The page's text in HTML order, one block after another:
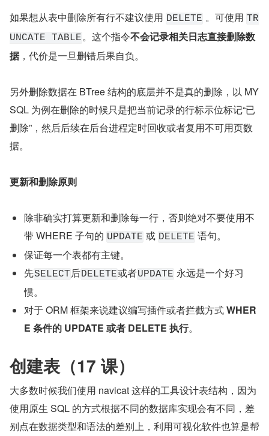
如果想从表中删除所有行不建议使用 DELETE 。可使用 TR
UNCATE TABLE。这个指令不会记录相关日志直接删除数
据，代价是一旦删错后果自负。
另外删除数据在 BTree 结构的底层并不是真的删除，以 MY
SQL 为例在删除的时候只是把当前记录的行标示位标记“已
删除”，然后后续在后台进程定时回收或者复用不可用页数
据。
更新和删除原则
除非确实打算更新和删除每一行，否则绝对不要使用不
带 WHERE 子句的 UPDATE 或 DELETE 语句。
保证每一个表都有主键。
先SELECT 后DELETE或者UPDATE 永远是一个好习
惯。
对于 ORM 框架来说建议编写插件或者拦截方式 WHER
E 条件的 UPDATE 或者 DELETE 执行。
创建表（17 课）
大多数时候我们使用 navicat 这样的工具设计表结构，因为
使用原生 SQL 的方式根据不同的数据库实现会有不同，差
别点在数据类型和语法的差别上，利用可视化软件也算是帮